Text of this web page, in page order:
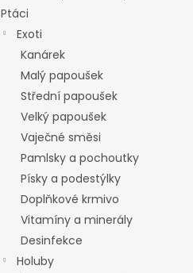
Ptáci
Exoti
Kanárek
Malý papoušek
Střední papoušek
Velký papoušek
Vaječné směsi
Pamlsky a pochoutky
Písky a podestýlky
Doplňkové krmivo
Vitamíny a minerály
Desinfekce
Holuby